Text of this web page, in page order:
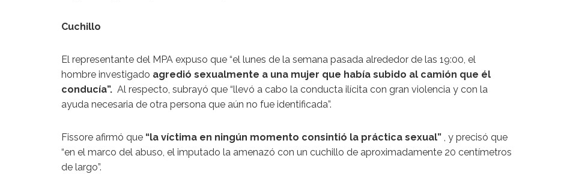
Cuchillo
El representante del MPA expuso que “el lunes de la semana pasada alrededor de las 19:00, el
hombre investigado agredió sexualmente a una mujer que había subido al camión que él
conducía”. Al respecto, subrayó que “llevó a cabo la conducta ilícita con gran violencia y con la
ayuda necesaria de otra persona que aún no fue identificada”.
Fissore afirmó que “la víctima en ningún momento consintió la práctica sexual” , y precisó que
“en el marco del abuso, el imputado la amenazó con un cuchillo de aproximadamente 20 centímetros
de largo”.